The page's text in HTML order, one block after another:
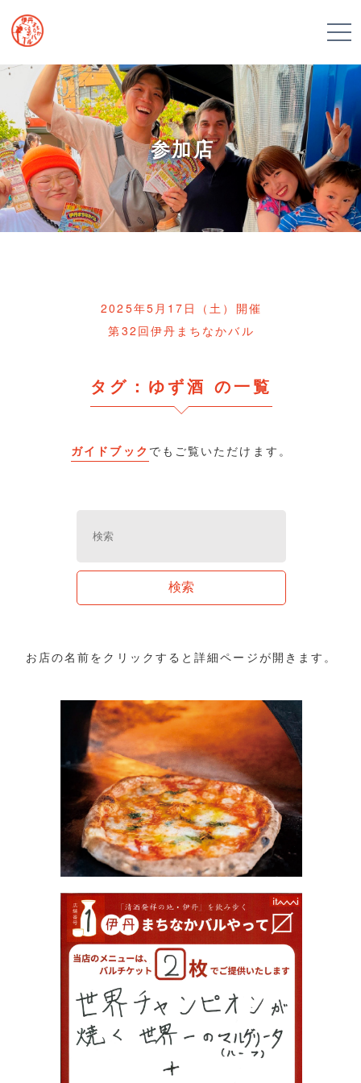
参加店
2025年5月17日（土）開催
第32回伊丹まちなかバル
タグ：ゆず酒 の一覧
ガイドブック でもご覧いただけます。
お店の名前をクリックすると詳細ページが開きます。